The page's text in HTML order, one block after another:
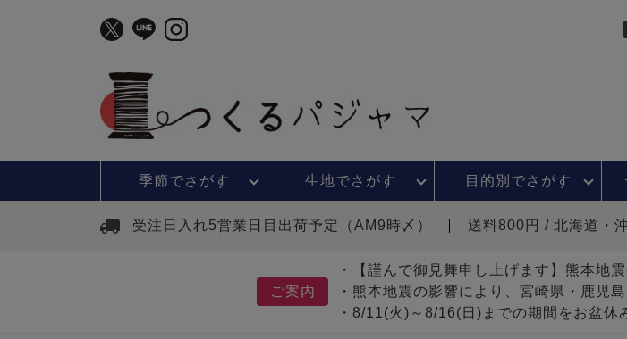
季節でさがす 生地でさがす 目的別でさがす
受注日入れ5営業日目出荷予定（AM9時〆） 送料800円 / 北海道・
ご案内
・【謹んで御見舞申し上げます】熊本地
・熊本地震の影響により、宮崎県・鹿児
・8/11(火)～8/16(日)までの期間をお盆休